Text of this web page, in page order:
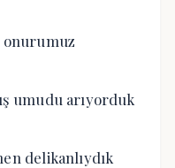
onurumuz
umudu arıyorduk
delikanlıydık